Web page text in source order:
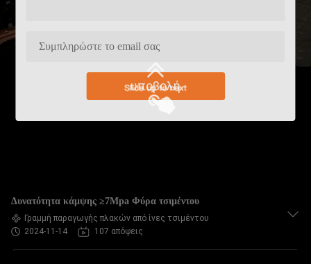
υποβολή
Δυνατότητα κάμψης ≥7Mpa Φύρα τσιμέντου
Γραμμή παραγωγής πλακών από ίνες τσιμέντου
2024-11-14
107 απόψεις